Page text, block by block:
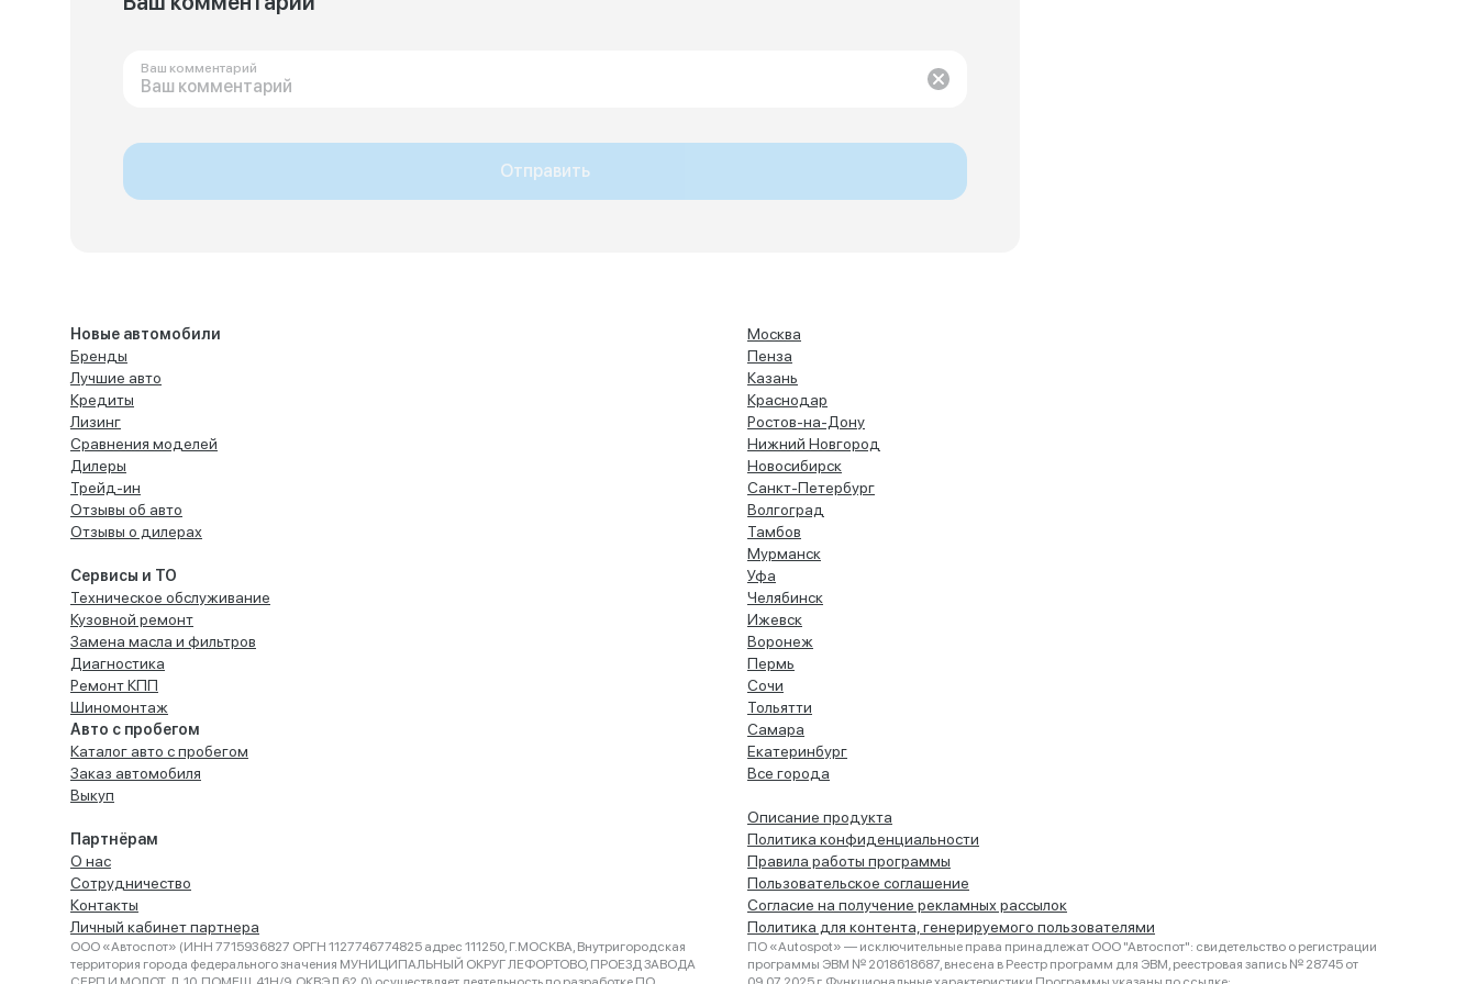
Ваш комментарий
Отправить
Новые автомобили
Бренды
Лучшие авто
Кредиты
Лизинг
Сравнения моделей
Дилеры
Трейд-ин
Отзывы об авто
Отзывы о дилерах
Сервисы и ТО
Техническое обслуживание
Кузовной ремонт
Замена масла и фильтров
Диагностика
Ремонт КПП
Шиномонтаж
Авто с пробегом
Каталог авто с пробегом
Заказ автомобиля
Выкуп
Партнёрам
О нас
Сотрудничество
Контакты
Личный кабинет партнера
Москва
Пенза
Казань
Краснодар
Ростов-на-Дону
Нижний Новгород
Новосибирск
Санкт-Петербург
Волгоград
Тамбов
Мурманск
Уфа
Челябинск
Ижевск
Воронеж
Пермь
Сочи
Тольятти
Самара
Екатеринбург
Все города
Описание продукта
Политика конфиденциальности
Правила работы программы
Пользовательское соглашение
Согласие на получение рекламных рассылок
Политика для контента, генерируемого пользователями
ООО «Автоспот» (ИНН 7715936827 ОРГН 1127746774825 адрес 111250, Г.МОСКВА, Внутригородская
территория города федерального значения МУНИЦИПАЛЬНЫЙ ОКРУГ ЛЕФОРТОВО, ПРОЕЗД ЗАВОДА
ПО «Autospot» — исключительные права принадлежат ООО "Автоспот": свидетельство о регистрации
программы ЭВМ № 2018618687, внесена в Реестр программ для ЭВМ, реестровая запись № 28745 от